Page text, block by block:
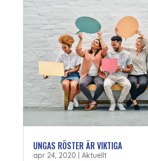
UNGAS RÖSTER ÄR VIKTIGA
apr 24, 2020
Aktuellt